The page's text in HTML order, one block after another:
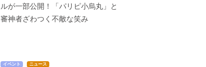
ルが一部公開！「パリピ小烏丸」と
審神者ざわつく不敵な笑み
イベント ニュース